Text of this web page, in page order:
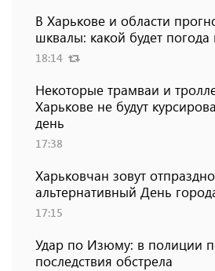
В Харькове и области
шквалы: какой будет
18:14
Некоторые трамваи и
Харькове не будут
день
17:38
Харьковчан зовут
альтернативный День
17:15
Удар по Изюму: в полиции
последствия обстрела